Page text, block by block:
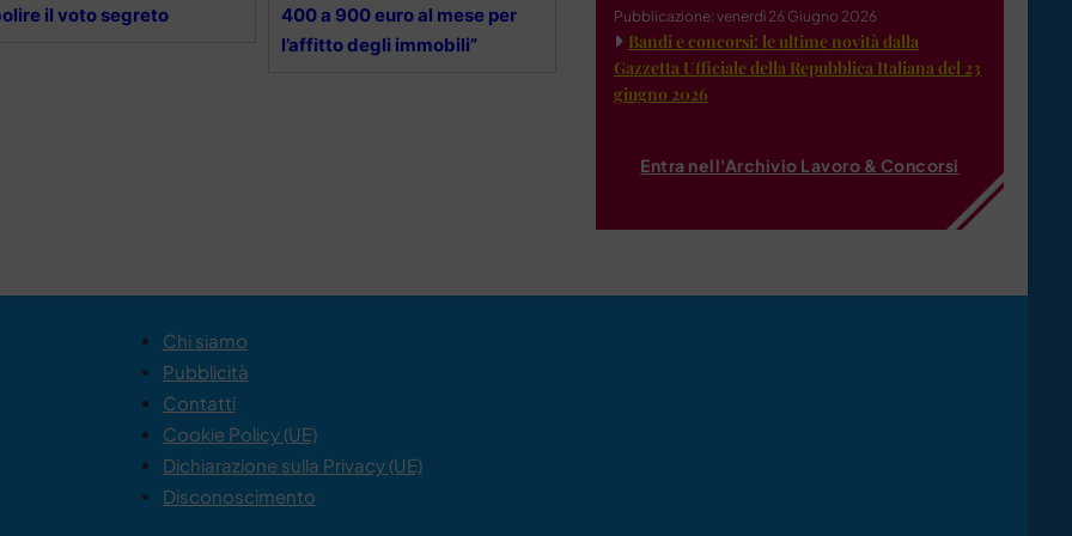
il voto segreto
400 a 900 euro al mese per
l’affitto degli immobili”
Pubblicazione: venerdì 26 Giugno 2026
Bandi e concorsi: le ultime novità dalla
Gazzetta Ufficiale della Repubblica Italiana del 23
giugno 2026
Entra nell'Archivio Lavoro & Concorsi
Chi siamo
Pubblicità
Contatti
Cookie Policy (UE)
Dichiarazione sulla Privacy (UE)
Disconoscimento